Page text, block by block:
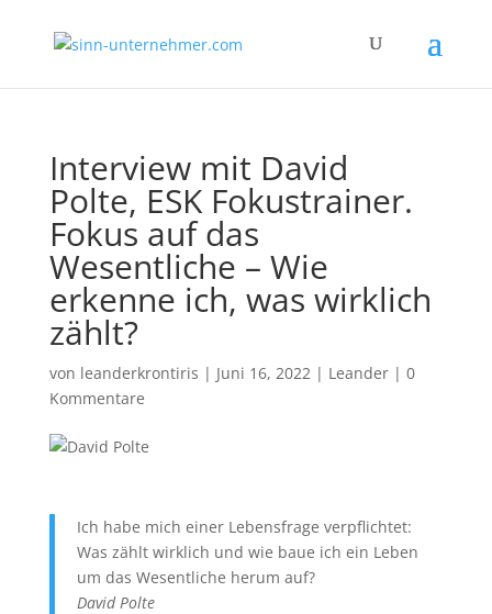
Interview mit David
Polte, ESK Fokustrainer.
Fokus auf das
Wesentliche – Wie
erkenne ich, was wirklich
zählt?
von leanderkrontiris | Juni 16, 2022| Leander| 0
Kommentare
Ich habe mich einer Lebensfrage verpflichtet:
Was zählt wirklich und wie baue ich ein Leben
um das Wesentliche herum auf?
David Polte